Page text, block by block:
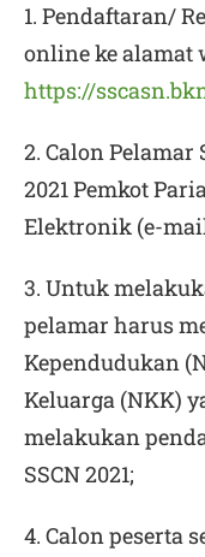
1. Pendaftaran/
online ke alamat
https://
2. Calon
2021 Pemkot
Elektronik (e-
3. Untuk
pelamar harus
Kependudukan
Keluarga (NKK)
melakukan
SSCN 2021;
4. Calon peserta